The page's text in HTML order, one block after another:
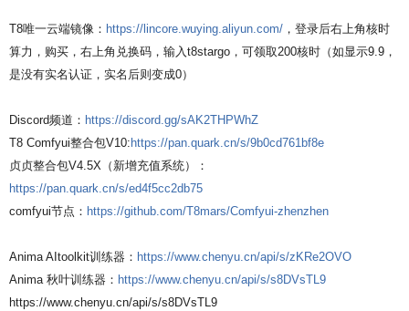
T8唯一云端镜像： https://lincore.wuying.aliyun.com/ ，登录后右上角核时
算力，购买，右上角兑换码，输入t8stargo，可领取200核时（如显示9.9，
是没有实名认证，实名后则变成0）
Discord频道： https://discord.gg/sAK2THPWhZ
T8 Comfyui整合包V10: https://pan.quark.cn/s/9b0cd761bf8e
贞贞整合包V4.5X（新增充值系统）：
https://pan.quark.cn/s/ed4f5cc2db75
comfyui节点： https://github.com/T8mars/Comfyui-zhenzhen
Anima AItoolkit训练器： https://www.chenyu.cn/api/s/zKRe2OVO
Anima 秋叶训练器： https://www.chenyu.cn/api/s/s8DVsTL9
https://www.chenyu.cn/api/s/s8DVsTL9